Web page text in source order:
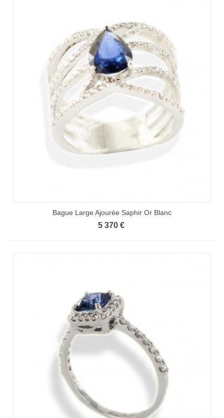
Bague Large Ajourée Saphir Or Blanc
5 370 €